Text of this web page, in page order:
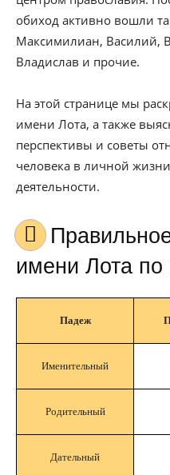
обиход активно вошли
Максимилиан, Василий,
Владислав и прочие.
На этой странице мы
имени Лота, а также
перспективы и советы
человека в личной
деятельности.
Правильное склонение
имени Лота
Падеж
Именительный
Родительный
Дательный